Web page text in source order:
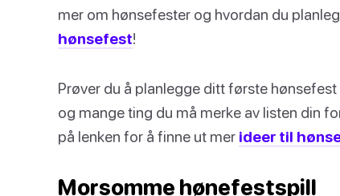
mer om hønsefester og hvordan du
hønsefest!
Prøver du å planlegge ditt første
og mange ting du må merke av listen din
på lenken for å finne ut mer ideer til
Morsomme hønefestspill